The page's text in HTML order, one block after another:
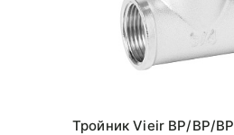
Тройник Vieir ВР/ВР/ВР